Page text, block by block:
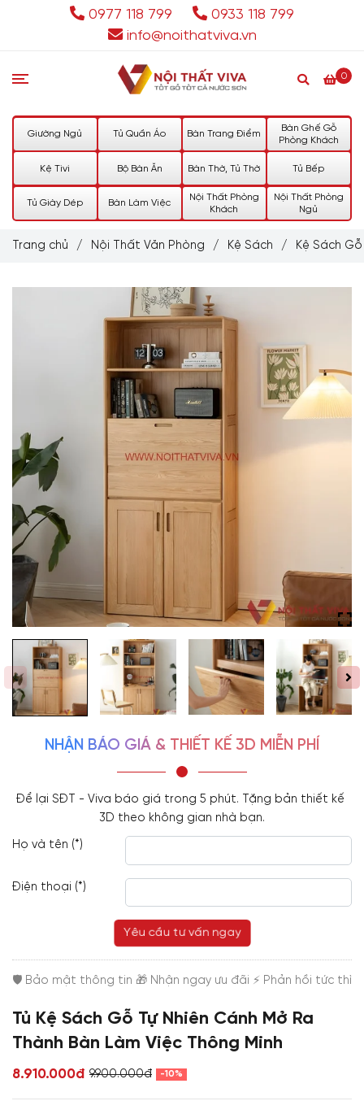
0977 118 799
0933 118 799
info@noithatviva.vn
0
Giường Ngủ Tủ Quần Áo Bàn Trang Điểm
Bàn Ghế Gỗ
Phòng Khách
Kệ Tivi Bộ Bàn Ăn Bàn Thờ, Tủ Thờ Tủ Bếp
Tủ Giày Dép Bàn Làm Việc
Nội Thất Phòng
Khách
Nội Thất Phòng
Ngủ
Trang chủ / Nội Thất Văn Phòng / Kệ Sách / Kệ Sách
NHẬN BÁO GIÁ & THIẾT KẾ 3D MIỄN PHÍ
Để lại SĐT - Viva báo giá trong 5 phút. Tặng bản thiết kế
3D theo không gian nhà bạn.
Họ và tên (*)
Điện thoại (*)
Yêu cầu tư vấn ngay
Tủ Kệ Sách Gỗ Tự Nhiên Cánh Mở Ra
Thành Bàn Làm Việc Thông Minh
8.910.000đ 9.900.000đ -10%